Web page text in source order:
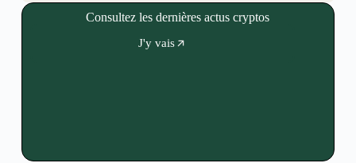
Consultez les dernières actus cryptos
J'y vais